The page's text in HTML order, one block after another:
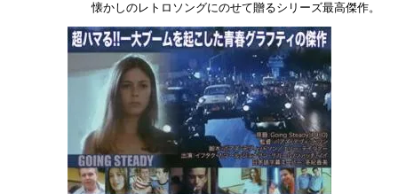
懐かしのレトロソングにのせて贈るシリーズ最高傑作。